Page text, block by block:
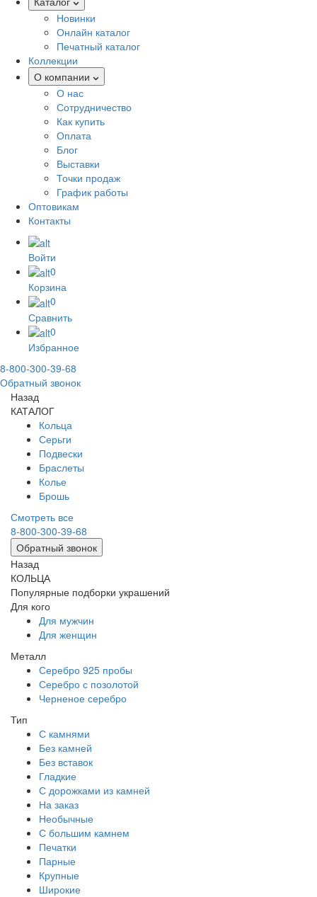
Новинки
Онлайн каталог
Печатный каталог
Коллекции
О компании
О нас
Сотрудничество
Как купить
Оплата
Блог
Выставки
Точки продаж
График работы
Оптовикам
Контакты
Войти
0
Корзина
0
Сравнить
0
Избранное
8-800-300-39-68
Обратный звонок
Назад
КАТАЛОГ
Кольца
Серьги
Подвески
Браслеты
Колье
Брошь
Смотреть все
8-800-300-39-68
Обратный звонок
Назад
КОЛЬЦА
Популярные подборки украшений
Для кого
Для мужчин
Для женщин
Металл
Серебро 925 пробы
Серебро с позолотой
Черненое серебро
Тип
С камнями
Без камней
Без вставок
Гладкие
С дорожками из камней
На заказ
Необычные
С большим камнем
Печатки
Парные
Крупные
Широкие